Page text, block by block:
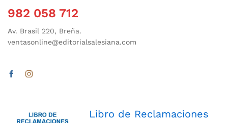
982 058 712
Av. Brasil 220, Breña.
ventasonline@editorialsalesiana.com
Libro de Reclamaciones